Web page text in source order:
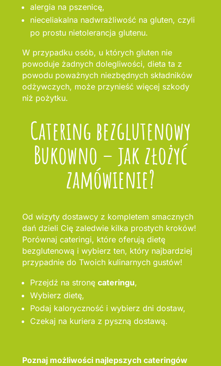
alergia na pszenicę,
nieceliakalna nadwrażliwość na gluten, czyli
po prostu nietolerancja glutenu.
W przypadku osób, u których gluten nie
powoduje żadnych dolegliwości, dieta ta z
powodu poważnych niezbędnych składników
odżywczych, może przynieść więcej szkody
niż pożytku.
Catering bezglutenowy
Bukowno – jak złożyć
zamówienie?
Od wizyty dostawcy z kompletem smacznych
dań dzieli Cię zaledwie kilka prostych kroków!
Porównaj cateringi, które oferują dietę
bezglutenową i wybierz ten, który najbardziej
przypadnie do Twoich kulinarnych gustów!
Przejdź na stronę cateringu,
Wybierz dietę,
Podaj kaloryczność i wybierz dni dostaw,
Czekaj na kuriera z pyszną dostawą.
Poznaj możliwości najlepszych cateringów